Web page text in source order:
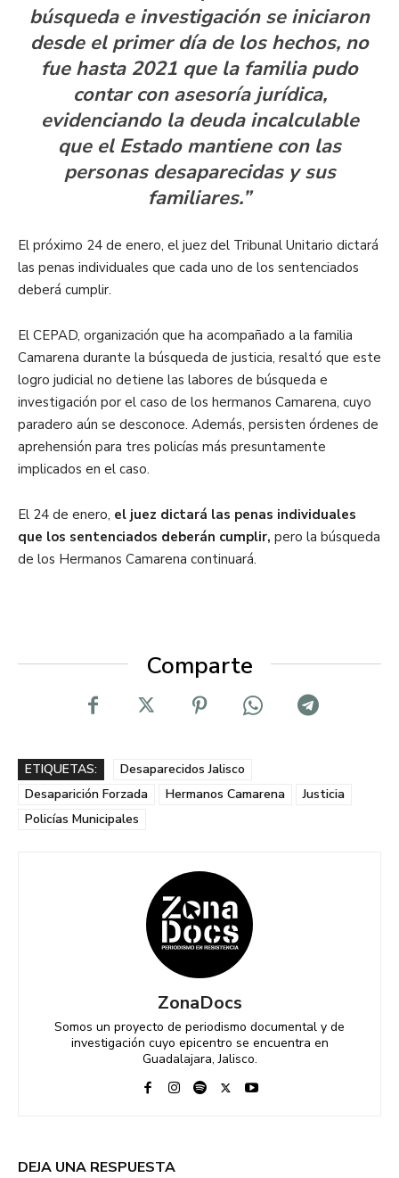
búsqueda e investigación se iniciaron
desde el primer día de los hechos, no
fue hasta 2021 que la familia pudo
contar con asesoría jurídica,
evidenciando la deuda incalculable
que el Estado mantiene con las
personas desaparecidas y sus
familiares.”
El próximo 24 de enero, el juez del Tribunal Unitario dictará
las penas individuales que cada uno de los sentenciados
deberá cumplir.
El CEPAD, organización que ha acompañado a la familia
Camarena durante la búsqueda de justicia, resaltó que este
logro judicial no detiene las labores de búsqueda e
investigación por el caso de los hermanos Camarena, cuyo
paradero aún se desconoce. Además, persisten órdenes de
aprehensión para tres policías más presuntamente
implicados en el caso.
El 24 de enero, el juez dictará las penas individuales
que los sentenciados deberán cumplir, pero la búsqueda
de los Hermanos Camarena continuará.
Comparte
ETIQUETAS:
Desaparecidos Jalisco
Desaparición Forzada
Hermanos Camarena
Justicia
Policías Municipales
ZonaDocs
Somos un proyecto de periodismo documental y de
investigación cuyo epicentro se encuentra en
Guadalajara, Jalisco.
DEJA UNA RESPUESTA